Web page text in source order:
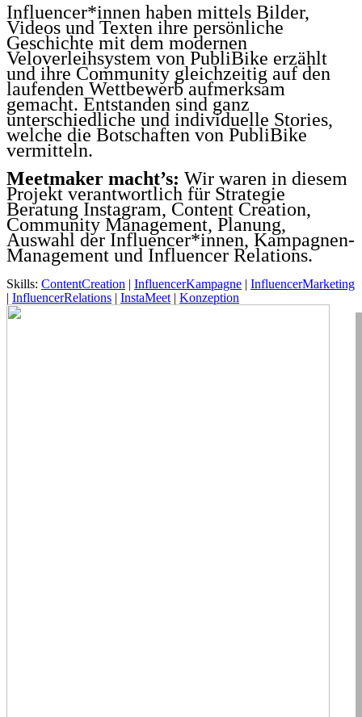
Influencer*innen haben mittels Bilder,
Videos und Texten ihre persönliche
Geschichte mit dem modernen
Veloverleihsystem von PubliBike erzählt
und ihre Community gleichzeitig auf den
laufenden Wettbewerb aufmerksam
gemacht. Entstanden sind ganz
unterschiedliche und individuelle Stories,
welche die Botschaften von PubliBike
vermitteln.
Meetmaker macht’s: Wir waren in diesem
Projekt verantwortlich für Strategie
Beratung Instagram, Content Creation,
Community Management, Planung,
Auswahl der Influencer*innen, Kampagnen-
Management und Influencer Relations.
Skills: ContentCreation | InfluencerKampagne | InfluencerMarketing
| InfluencerRelations | InstaMeet | Konzeption